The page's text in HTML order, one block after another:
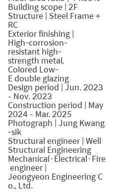
Building scope | 2F
Structure | Steel Frame +
RC
Exterior finishing |
High-corrosion-
resistant high-
strength metal,
Colored Low-
E double glazing
Design period | Jun. 2023
– Nov. 2023
Construction period | May
2024 – Mar. 2025
Photograph | Jung Kwang
-sik
Structural engineer | Well
Structural Engineering
Mechanical·Electrical·Fire
engineer |
Jeongyeon Engineering C
o., Ltd.